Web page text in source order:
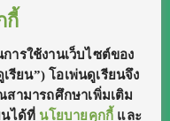
กี้
ารใช้งานเว็บไซต์ของ
รียน”) โอเพ่นดูเรียนจึง
ามารถศึกษาเพิ่มเติม
นได้ที่ นโยบายคุกกี้ และ
กัด 2021 ©︎ OpenDurian
of Educational Testing
by ETS.